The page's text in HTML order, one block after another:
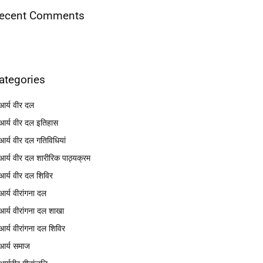
Comments
वीर दल
वीर दल इतिहास
वीर दल गतिविधियां
वीर दल शारीरिक पाठ्यक्रम
वीर दल शिविर
वीरांगना दल
वीरांगना दल शाखा
वीरांगना दल शिविर
समाज